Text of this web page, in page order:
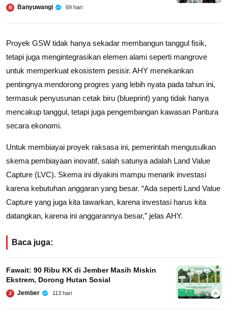
B Banyuwangi 69 hari
Proyek GSW tidak hanya sekadar membangun tanggul fisik,
tetapi juga mengintegrasikan elemen alami seperti mangrove
untuk memperkuat ekosistem pesisir. AHY menekankan
pentingnya mendorong progres yang lebih nyata pada tahun ini,
termasuk penyusunan cetak biru (blueprint) yang tidak hanya
mencakup tanggul, tetapi juga pengembangan kawasan Pantura
secara ekonomi.
Untuk membiayai proyek raksasa ini, pemerintah mengusulkan
skema pembiayaan inovatif, salah satunya adalah Land Value
Capture (LVC). Skema ini diyakini mampu menarik investasi
karena kebutuhan anggaran yang besar. “Ada seperti Land Value
Capture yang juga kita tawarkan, karena investasi harus kita
datangkan, karena ini anggarannya besar,” jelas AHY.
Baca juga:
Fawait: 90 Ribu KK di Jember Masih Miskin
Ekstrem, Dorong Hutan Sosial
J Jember 113 hari